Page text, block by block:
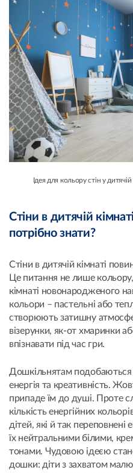
Ідея для кольору стін у дитячій
Стіни в дитячій
потрібно знати?
Стіни в дитячій кімнаті
Це питання не лише
кімнаті новонародженого
кольори – пастельні або
створюють затишну
візерунки, як-от хмаринки
впізнавати під час гри.
Дошкільнятам подобаються
енергія та креативність.
припаде їм до душі. Проте
кількість енергійних
дітей, які й так
їх нейтральними білими,
тонами. Чудовою ідеєю
дошки: діти з захватом